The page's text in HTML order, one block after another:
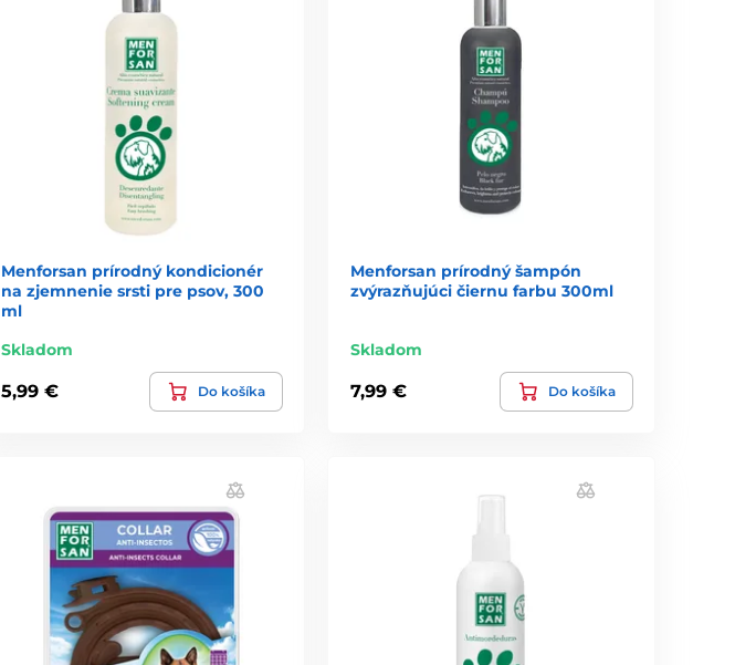
Menforsan prírodný kondicionér
na zjemnenie srsti pre psov, 300
ml
Skladom
5,99 € Do košíka
Menforsan prírodný šampón
zvýrazňujúci čiernu farbu 300ml
Skladom
7,99 € Do košíka